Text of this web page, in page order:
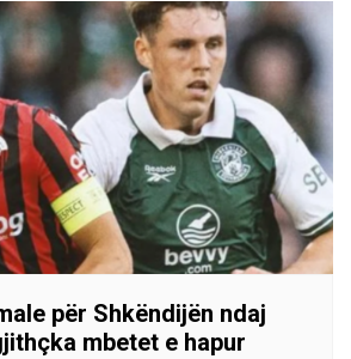
për Shkëndijën ndaj
mbetet e hapur